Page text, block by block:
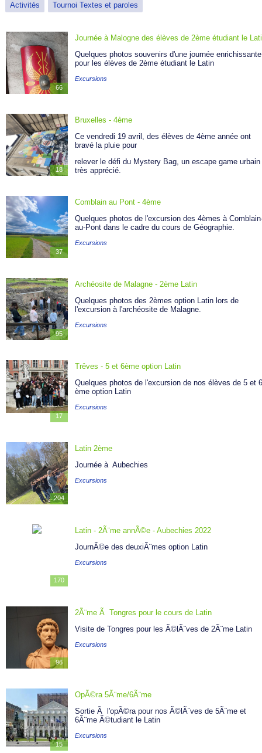
Activités
Tournoi Textes et paroles
66
Journée à Malogne des élèves de 2ème étudiant le
Quelques photos souvenirs d'une journée enrichissante
pour les élèves de 2ème étudiant le Latin
Excursions
18
Bruxelles - 4ème
Ce vendredi 19 avril, des élèves de 4ème année ont
bravé la pluie pour
relever le défi du Mystery Bag, un escape game urbain
très apprécié.
incontournables de notre belle capitale
agréable journée d’excursion avec un très chouette groupe
d’élèves!
Excursions
37
Comblain au Pont - 4ème
Quelques photos de l'excursion des 4èmes à
au-Pont dans le cadre du cours de Géographie.
Excursions
95
Archéosite de Malagne - 2ème Latin
Quelques photos des 2èmes option Latin lors de
l'excursion à l'archéosite de Malagne.
Excursions
17
Trêves - 5 et 6ème option Latin
Quelques photos de l'excursion de nos élèves de 5 et 6
ème option Latin
Excursions
204
Latin 2ème
Journée à Aubechies
Excursions
170
Latin - 2Ã¨me annÃ©e - Aubechies 2022
JournÃ©e des deuxiÃ¨mes option Latin
Excursions
96
2Ã¨me Ã Tongres pour le cours de Latin
Visite de Tongres pour les Ã©lÃ¨ves de 2Ã¨me Latin
Excursions
15
OpÃ©ra 5Ã¨me/6Ã¨me
Sortie Ã l'opÃ©ra pour nos Ã©lÃ¨ves de 5Ã¨me et
6Ã¨me Ã©tudiant le Latin
Excursions